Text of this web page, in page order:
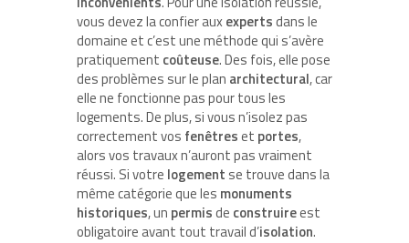
vous devez la confier auxexpertsdans le
domaine et c’est une méthode qui s’avère
pratiquement coûteuse. Des fois, elle pose
des problèmes sur le plan architectural, car
elle ne fonctionne pas pour tous les
logements. De plus, si vous n’isolez pas
correctement vos fenêtreset portes,
alors vos travaux n’auront pas vraiment
réussi. Si votre logement se trouve dans la
même catégorie que les monuments
historiques, un permisde construireest
obligatoire avant tout travail d’isolation.